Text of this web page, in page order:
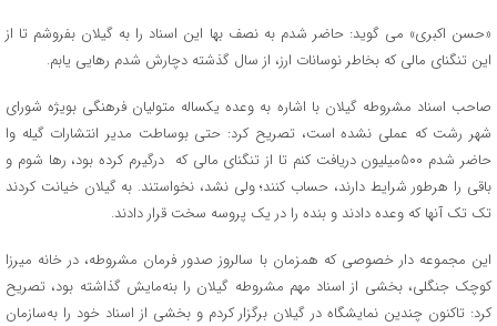
«حسن اکبری» می گوید: حاضر شدم به نصف بها این اسناد را به گیلان بفروشم تا از
این تنگنای مالی که بخاطر نوسانات ارز، از سال گذشته دچارش شدم رهایی یابم.
صاحب اسناد مشروطه گیلان با اشاره به وعده یکساله متولیان فرهنگی بویژه شورای
شهر رشت که عملی نشده است، تصریح کرد: حتی بوساطت مدیر انتشارات گیله وا
حاضر شدم ۵۰۰میلیون دریافت کنم تا از تنگنای مالی که درگیرم کرده بود، رها شوم و
باقی را هرطور شرایط دارند، حساب کنند؛ ولی نشد، نخواستند. به گیلان خیانت کردند
تک تک آنها که وعده دادند و بنده را در یک پروسه سخت قرار دادند.
این مجموعه دار خصوصی که همزمان با سالروز صدور فرمان مشروطه، در خانه میرزا
کوچک جنگلی، بخشی از اسناد مهم مشروطه گیلان را بنه‌مایش گذاشته بود، تصریح
کرد: تاکنون چندین نمایشگاه در گیلان برگزار کردم و بخشی از اسناد خود را به‌سازمان